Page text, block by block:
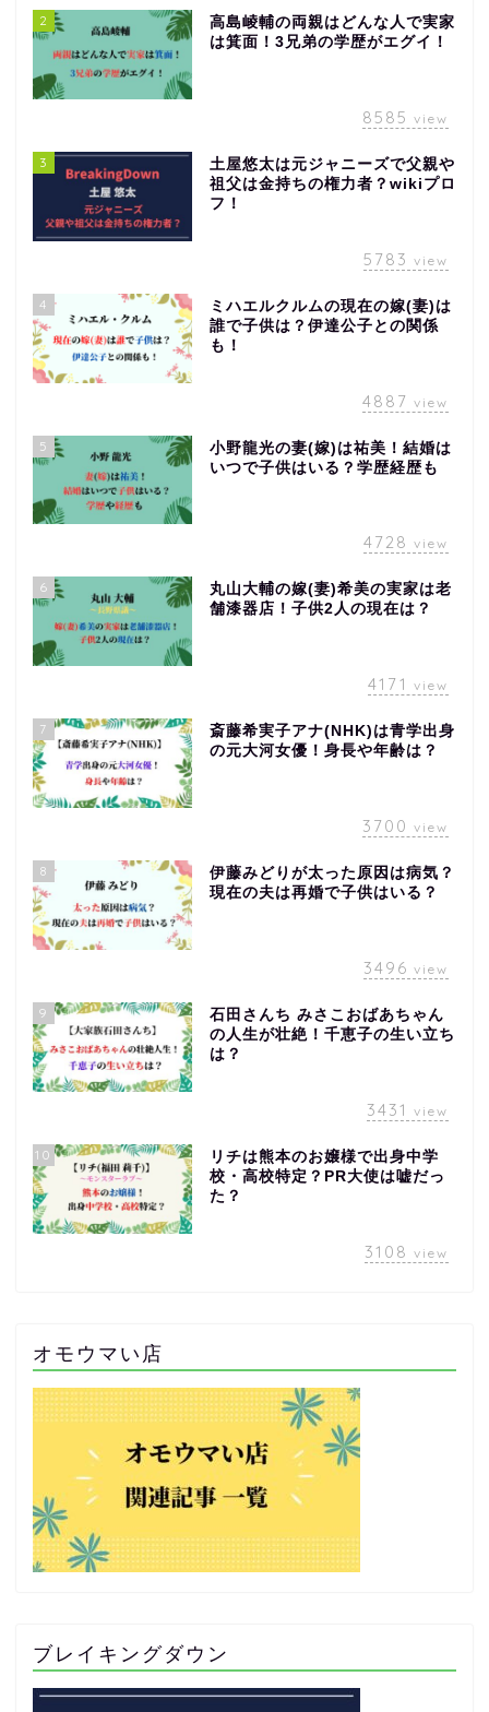
2
高島崚輔の両親はどんな人で実家
は箕面！3兄弟の学歴がエグイ！
8585 view
3
土屋悠太は元ジャニーズで父親や
祖父は金持ちの権力者？wikiプロ
フ！
5783 view
4
ミハエルクルムの現在の嫁(妻)は
誰で子供は？伊達公子との関係
も！
4887 view
5
小野龍光の妻(嫁)は祐美！結婚は
いつで子供はいる？学歴経歴も
4728 view
6
丸山大輔の嫁(妻)希美の実家は老
舗漆器店！子供2人の現在は？
4171 view
7
斎藤希実子アナ(NHK)は青学出身
の元大河女優！身長や年齢は？
3700 view
8
伊藤みどりが太った原因は病気？
現在の夫は再婚で子供はいる？
3496 view
9
石田さんち みさこおばあちゃん
の人生が壮絶！千恵子の生い立ち
は？
3431 view
10
リチは熊本のお嬢様で出身中学
校・高校特定？PR大使は嘘だっ
た？
3108 view
オモウマい店
ブレイキングダウン